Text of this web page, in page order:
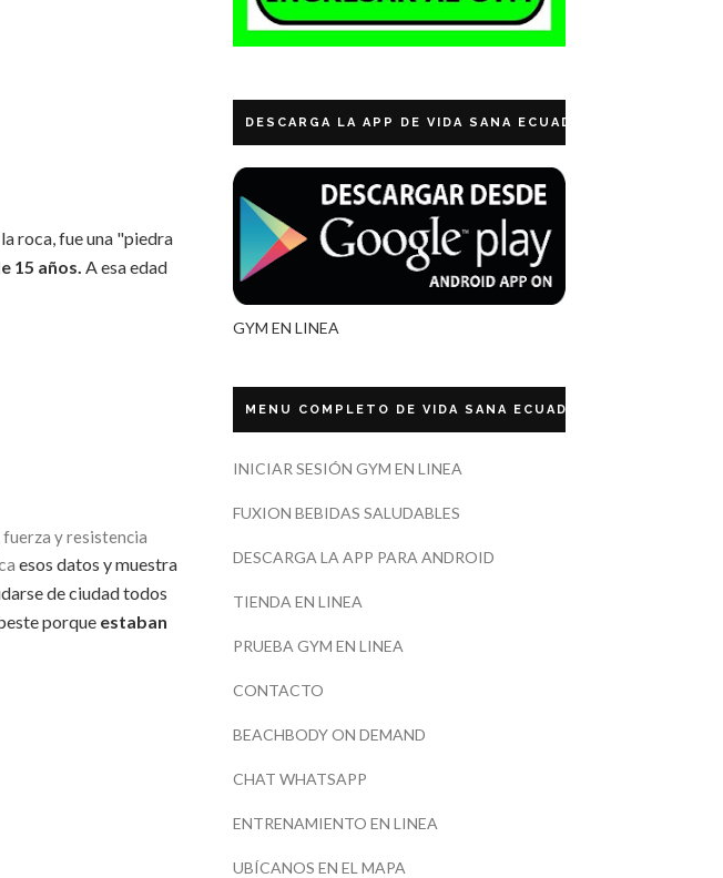
roca, fue una "piedra
15 años. A esa edad
fuerza y resistencia
esos datos y muestra
de ciudad todos
porque estaban
DESCARGA LA APP DE VIDA SANA ECUADOR
GYM EN LINEA
MENU COMPLETO DE VIDA SANA ECUADOR
INICIAR SESIÓN GYM EN LINEA
FUXION BEBIDAS SALUDABLES
DESCARGA LA APP PARA ANDROID
TIENDA EN LINEA
PRUEBA GYM EN LINEA
CONTACTO
BEACHBODY ON DEMAND
CHAT WHATSAPP
ENTRENAMIENTO EN LINEA
UBÍCANOS EN EL MAPA